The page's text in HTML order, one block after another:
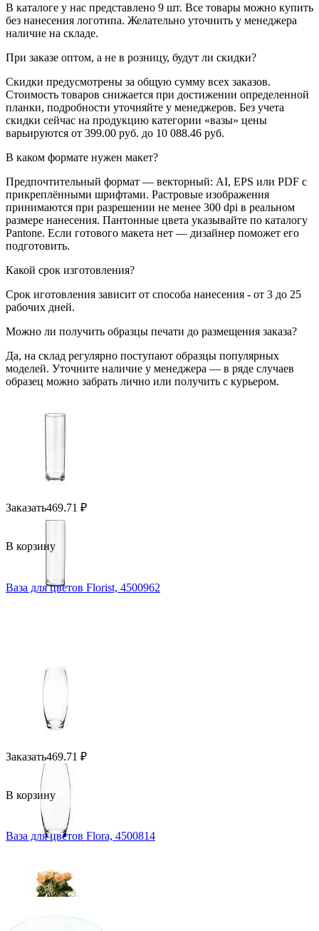
В каталоге у нас представлено 9 шт. Все товары можно купить
без нанесения логотипа. Желательно уточнить у менеджера
наличие на складе.
При заказе оптом, а не в розницу, будут ли скидки?
Скидки предусмотрены за общую сумму всех заказов.
Стоимость товаров снижается при достижении определенной
планки, подробности уточняйте у менеджеров. Без учета
скидки сейчас на продукцию категории «вазы» цены
варьируются от 399.00 руб. до 10 088.46 руб.
В каком формате нужен макет?
Предпочтительный формат — векторный: AI, EPS или PDF с
прикреплёнными шрифтами. Растровые изображения
принимаются при разрешении не менее 300 dpi в реальном
размере нанесения. Пантонные цвета указывайте по каталогу
Pantone. Если готового макета нет — дизайнер поможет его
подготовить.
Какой срок изготовления?
Срок иготовления зависит от способа нанесения - от 3 до 25
рабочих дней.
Можно ли получить образцы печати до размещения заказа?
Да, на склад регулярно поступают образцы популярных
моделей. Уточните наличие у менеджера — в ряде случаев
образец можно забрать лично или получить с курьером.
Заказать469.71 ₽
В корзину
Ваза для цветов Florist, 4500962
Заказать469.71 ₽
В корзину
Ваза для цветов Flora, 4500814